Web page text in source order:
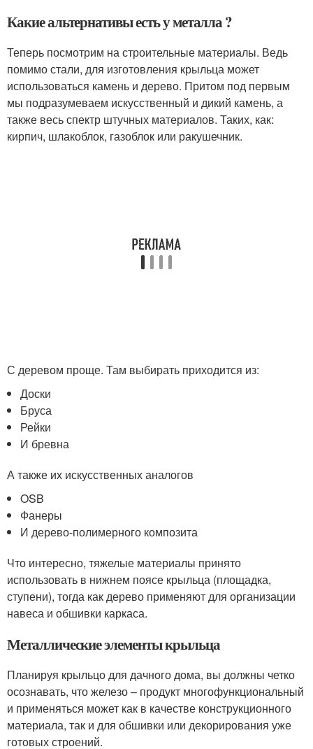
Какие альтернативы есть у металла ?
Теперь посмотрим на строительные материалы. Ведь
помимо стали, для изготовления крыльца может
использоваться камень и дерево. Притом под первым
мы подразумеваем искусственный и дикий камень, а
также весь спектр штучных материалов. Таких, как:
кирпич, шлакоблок, газоблок или ракушечник.
С деревом проще. Там выбирать приходится из:
Доски
Бруса
Рейки
И бревна
А также их искусственных аналогов
OSB
Фанеры
И дерево-полимерного композита
Что интересно, тяжелые материалы принято
использовать в нижнем поясе крыльца (площадка,
ступени), тогда как дерево применяют для организации
навеса и обшивки каркаса.
Металлические элементы крыльца
Планируя крыльцо для дачного дома, вы должны четко
осознавать, что железо – продукт многофункциональный
и применяться может как в качестве конструкционного
материала, так и для обшивки или декорирования уже
готовых строений.